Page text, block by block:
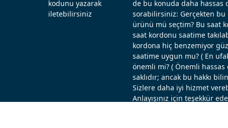
kodunu yazarak
iletebilirsiniz
de bu konuda daha hassas
sorabilirsiniz: Gerçekten bu
ürünü mü seçtim? Bu saat
saat kordonu saatime
kordona hiç benzemiyor
saatime uygun mu? ( En
önemli mi? ( Önemli
saklıdır; ancak bu hakkı
Sizlere daha iyi hizmet
Anlayışınız için teşekkür